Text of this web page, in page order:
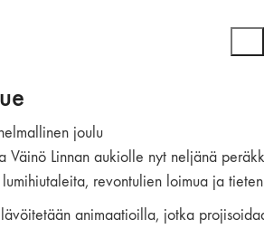
joulu
Väinö Linnan aukiolle nyt neljänä
revontulien loimua ja
animaatioilla, jotka